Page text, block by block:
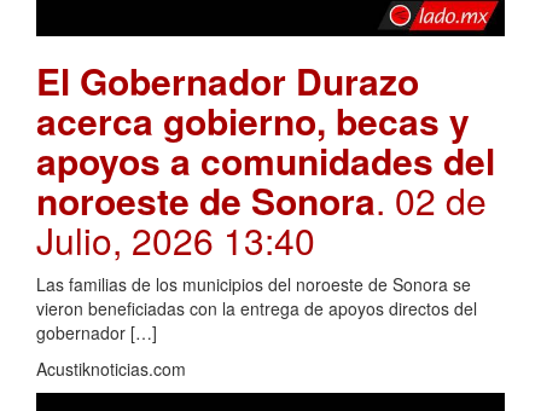
El Gobernador Durazo
acerca gobierno, becas y
apoyos a comunidades del
noroeste de Sonora. 02 de
Julio, 2026 13:40
Las familias de los municipios del noroeste de Sonora se
vieron beneficiadas con la entrega de apoyos directos del
gobernador […]
Acustiknoticias.com